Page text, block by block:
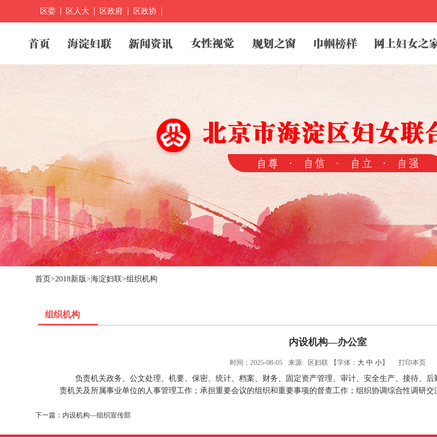
区委 区人大 区政府 区政协
首页>2018新版>海淀妇联>组织机构
组织机构
内设机构—办公室
时间：2025-08-05 来源: 区妇联 【字体： 大 中 小】 打印本页
负责机关政务、公文处理、机要、保密、统计、档案、财务、固定资产管理、审计、安全生产、接待、
责机关及所属事业单位的人事管理工作；承担重要会议的组织和重要事项的督查工作；组织协调综合性调研
下一篇： 内设机构—组织宣传部